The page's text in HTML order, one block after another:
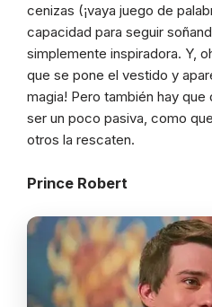
cenizas (¡vaya juego de
capacidad para seguir
simplemente inspiradora. Y,
que se pone el vestido y
magia! Pero también hay
ser un poco pasiva, como
otros la rescaten.
Prince Robert